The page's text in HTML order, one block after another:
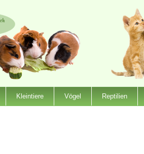
Kleintiere Vögel Reptilien